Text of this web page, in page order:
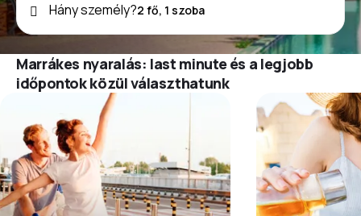
Hány személy?
Marrákes nyaralás: last minute és a legjobb
időpontok közül választhatunk